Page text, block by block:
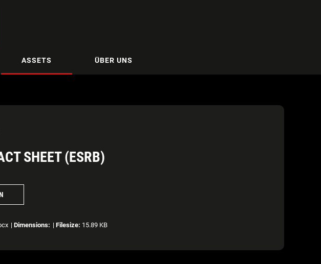
ASSETS ÜBER UNS
SHEET (ESRB)
| Dimensions: | Filesize: 15.89 KB